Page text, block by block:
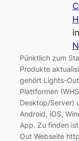
in
Pünktlich zum
Produkte
gehört Lights-
Plattformen
Desktop/Server)
Android, iOS,
App. Zu finden
Out Webseite